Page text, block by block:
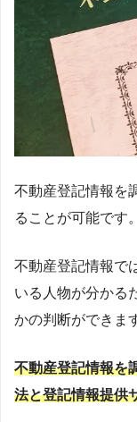
不動産登記情報を
ることが可能です。
不動産登記情報で
いる人物が分かる
かの判断ができま
不動産登記情報を
法と登記情報提供